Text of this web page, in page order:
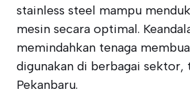
stainless steel mampu
mesin secara optimal.
memindahkan tenaga
digunakan di berbagai sektor,
Pekanbaru.